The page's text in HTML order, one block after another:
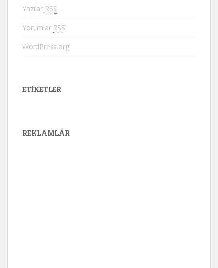
Yazılar RSS
Yorumlar RSS
WordPress.org
ETIKETLER
REKLAMLAR